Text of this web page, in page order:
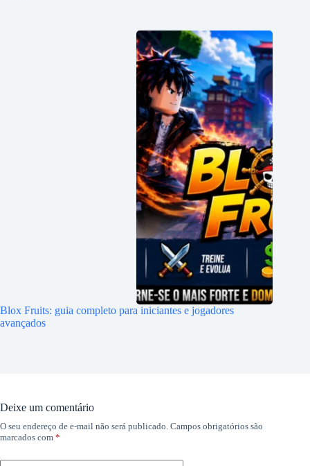
Blox Fruits: guia completo para iniciantes e jogadores
avançados
Deixe um comentário
O seu endereço de e-mail não será publicado. Campos obrigatórios são
marcados com *